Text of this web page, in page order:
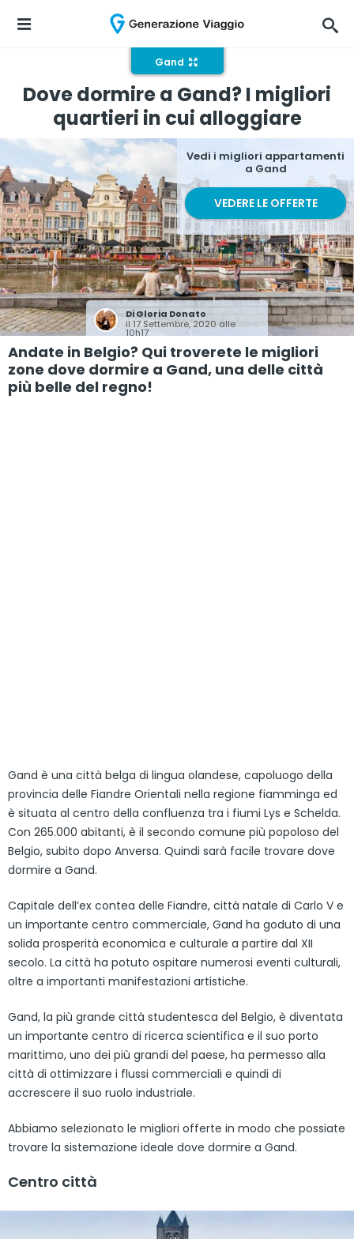
Gand
Dove dormire a Gand? I migliori
quartieri in cui alloggiare
DiGloria Donato
il 17 Settembre, 2020 alle
10h17
Vedi i migliori appartamenti
a Gand
VEDERE LE OFFERTE
Andate in Belgio? Qui troverete le migliori
zone dove dormire a Gand, una delle città
più belle del regno!
Gand è una città belga di lingua olandese, capoluogo della
provincia delle Fiandre Orientali nella regione fiamminga ed
è situata al centro della confluenza tra i fiumi Lys e Schelda.
Con 265.000 abitanti, è il secondo comune più popoloso del
Belgio, subito dopo Anversa. Quindi sarà facile trovare dove
dormire a Gand.
Capitale dell’ex contea delle Fiandre, città natale di Carlo V e
un importante centro commerciale, Gand ha goduto di una
solida prosperità economica e culturale a partire dal XII
secolo. La città ha potuto ospitare numerosi eventi culturali,
oltre a importanti manifestazioni artistiche.
Gand, la più grande città studentesca del Belgio, è diventata
un importante centro di ricerca scientifica e il suo porto
marittimo, uno dei più grandi del paese, ha permesso alla
città di ottimizzare i flussi commerciali e quindi di
accrescere il suo ruolo industriale.
Abbiamo selezionato le migliori offerte in modo che possiate
trovare la sistemazione ideale dove dormire a Gand.
Centro città